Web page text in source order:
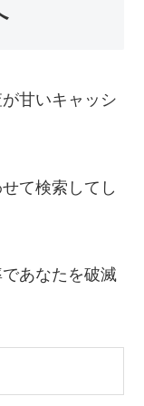
甘いキャッシ
て検索してし
あなたを破滅